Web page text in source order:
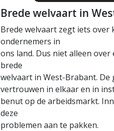
Brede welvaart in
Brede welvaart zegt iets over
ondernemers in
ons land. Dus niet alleen
brede
welvaart in West-Brabant.
vertrouwen in elkaar en in
benut op de arbeidsmarkt.
deze
problemen aan te pakken.